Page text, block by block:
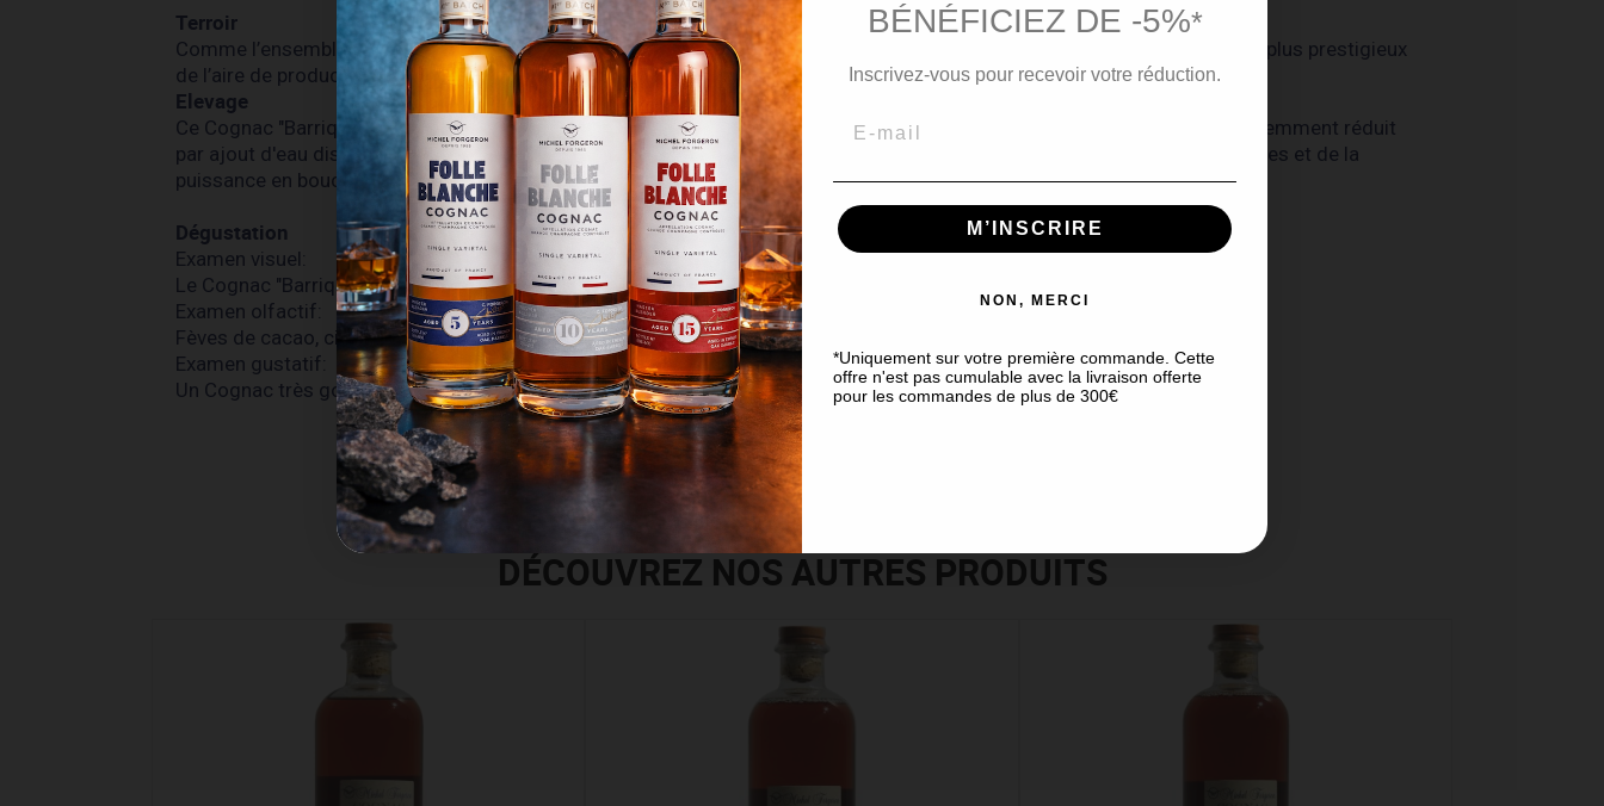
Terroir
Comme l’ensemble des cognacs Michel Forgeron ce Cognac "Barrique 2.0" est issu du terroir de la Grande Champagne, le plus prestigieux
de l’aire de production du Cognac.
Elevage
Ce Cognac "Barrique 2.0" a vieilli 20 ans en fûts de chêne français dans les chais du Domaine Michel Forgeron. Il a été patiemment réduit
par ajout d'eau distillée pour être proposé à 47 degrés d’alcool, un bon compromis entre préservation du goût et des arômes et de la
puissance en bouche.
Dégustation
Examen visuel:
Le Cognac "Barrique 2.0" présente une robe ambrée foncée.
Examen olfactif:
Fèves de cacao, cire d'abeille et crème pâtissière pour le dernier né de la gamme "Barriques".
Examen gustatif:
Un Cognac très gourmand et pâtissier pour le plus grand plaisir des papilles !
DÉCOUVREZ NOS AUTRES PRODUITS
BÉNÉFICIEZ DE -5%*
Inscrivez-vous pour recevoir votre réduction.
M’INSCRIRE
NON, MERCI
*Uniquement sur votre première commande. Cette
offre n'est pas cumulable avec la livraison offerte
pour les commandes de plus de 300€